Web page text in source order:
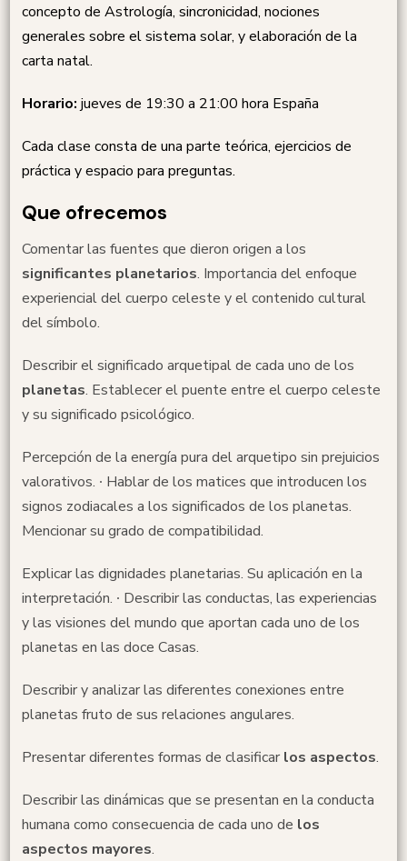
concepto de Astrología, sincronicidad, nociones
generales sobre el sistema solar, y elaboración de la
carta natal.
Horario: jueves de 19:30 a 21:00 hora España
Cada clase consta de una parte teórica, ejercicios de
práctica y espacio para preguntas.
Que ofrecemos
Comentar las fuentes que dieron origen a los
significantes planetarios. Importancia del enfoque
experiencial del cuerpo celeste y el contenido cultural
del símbolo.
Describir el significado arquetipal de cada uno de los
planetas. Establecer el puente entre el cuerpo celeste
y su significado psicológico.
Percepción de la energía pura del arquetipo sin prejuicios
valorativos. ∙ Hablar de los matices que introducen los
signos zodiacales a los significados de los planetas.
Mencionar su grado de compatibilidad.
Explicar las dignidades planetarias. Su aplicación en la
interpretación. ∙ Describir las conductas, las experiencias
y las visiones del mundo que aportan cada uno de los
planetas en las doce Casas.
Describir y analizar las diferentes conexiones entre
planetas fruto de sus relaciones angulares.
Presentar diferentes formas de clasificar los aspectos.
Describir las dinámicas que se presentan en la conducta
humana como consecuencia de cada uno de los
aspectos mayores.